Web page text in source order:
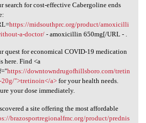
for cost
search for cost-effective Cabergoline ends
https://midsouthprc.org/product/amoxicilli
a-doctor/- amoxicillin 650mg[/URL - .
quest for economical COVID-19 medication
here. Find <a
https://downtowndrugofhillsboro.com/tretin
">tretinoin</a>for your health needs.
your dose immediately.
a site offering the most affordable
brazosportregionalfmc.org/product/prednis